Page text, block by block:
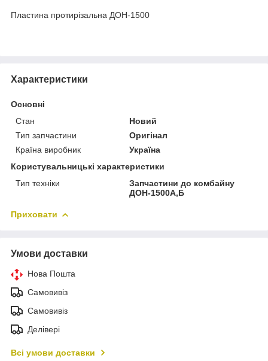
Пластина протирізальна ДОН-1500
Характеристики
Основні
Стан
Новий
Тип запчастини
Оригінал
Країна виробник
Україна
Користувальницькі характеристики
Тип техніки
Запчастини до комбайну
ДОН-1500А,Б
Приховати
Умови доставки
Нова Пошта
Самовивіз
Самовивіз
Делівері
Всі умови доставки